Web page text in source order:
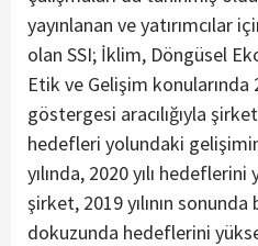
yayınlanan ve yatırımcılar
olan SSI; İklim, Döngüsel
Etik ve Gelişim
göstergesi aracılığıyla
hedefleri yolundaki
yılında, 2020 yılı
şirket, 2019 yılının
dokuzunda hedeflerini